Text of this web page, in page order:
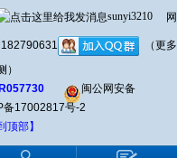
sunyi3210 网
（更多
闽公网安备
备17002817号-2
顶部】